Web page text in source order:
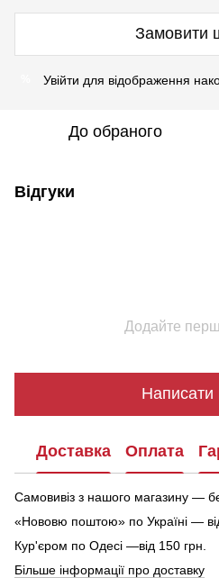
Замовити
Увійти для відображення
До обраного
Відгуки
Додайте
Написати
Доставка Оплата
Самовивіз з нашого магазину —
«Нововю поштою» по Україні —
Кур'єром по Одесі —від 150 грн.
Більше інформації про доставку